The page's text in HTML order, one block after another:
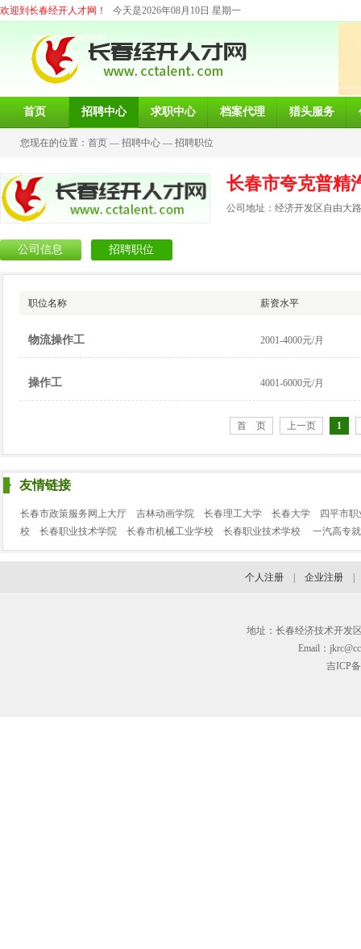
欢迎到长春经开人才网！ 今天是2026年08月10日 星期一
首页 招聘中心 求职中心 档案代理 猎头服务
您现在的位置： 首页 — 招聘中心 — 招聘职位
长春市夸克普精
公司地址：经济开发区自由大
公司信息 招聘职位
职位名称 薪资水平
物流操作工 2001-4000元/月
操作工 4001-6000元/月
首 页 上一页 1
友情链接
长春市政策服务网上大厅 吉林动画学院 长春理工大学 长春大学
四平市
校
长春职业技术学院 长春市机械工业学校 长春职业技术学校 一汽高专
个人注册 企业注册
地址：长春经济技术开发
Email：
吉ICP